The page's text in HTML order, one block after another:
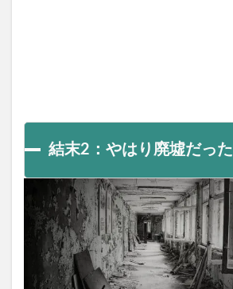
結末2：やはり廃墟だった